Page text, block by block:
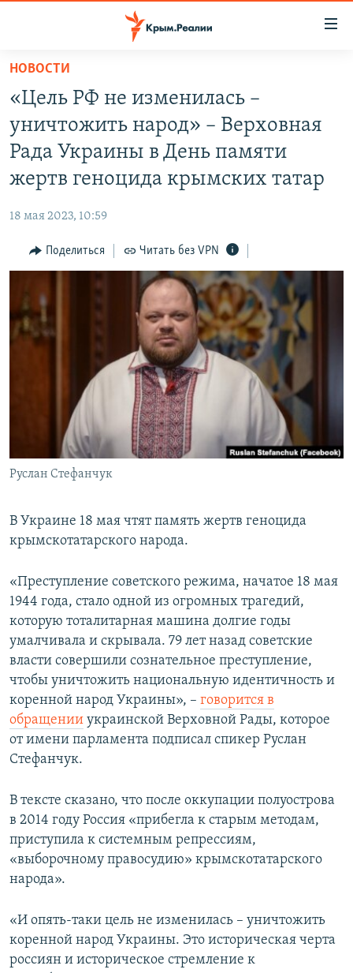
Вернуться
основному
содержанию
Вернутся
главной
Вернутся
поиску
СПЕЦПРОЕКТЫ
ГРУЗ 200
ВОДА
ИНФОГРАФИКА
ТЕЛЕПРОЕКТ КРЫМ.РЕАЛИИ
СОВЕТЫ ПРАВОЗАЩИТНИКОВ
ПРОПАВШИЕ БЕЗ ВЕСТИ
ПОБЕДИТЕЛЕЙ НЕ СУДЯТ?
КРЫМ.НЕПОКОРЕННЫЙ
УКРАИНСКАЯ ПРОБЛЕМА КРЫМА
РАДІО СВОБОДА
КАК ОБОЙТИ БЛОКИРОВКУ
Українською
Qırımtatar
ПРИСОЕДИНЯЙТЕСЬ!
Все сайты RFE/RL
НОВОСТИ
«Цель РФ не изменилась –
уничтожить народ» – Верховная
Рада Украины в День памяти
жертв геноцида крымских татар
18 мая 2023, 10:59
Поделиться Читать без VPN
Руслан Стефанчук
В Украине 18 мая чтят память жертв геноцида
крымскотатарского народа.
«Преступление советского режима, начатое 18 мая
1944 года, стало одной из огромных трагедий,
которую тоталитарная машина долгие годы
умалчивала и скрывала. 79 лет назад советские
власти совершили сознательное преступление,
чтобы уничтожить национальную идентичность и
коренной народ Украины», – говорится в
обращении украинской Верховной Рады, которое
от имени парламента подписал спикер Руслан
Стефанчук.
В тексте сказано, что после оккупации полуострова
в 2014 году Россия «прибегла к старым методам,
приступила к системным репрессиям,
«выборочному правосудию» крымскотатарского
народа».
«И опять-таки цель не изменилась – уничтожить
коренной народ Украины. Это историческая черта
россиян и историческое стремление к